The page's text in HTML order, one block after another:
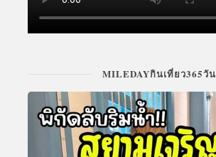
MILEDAYกินเที่ยว365วัน